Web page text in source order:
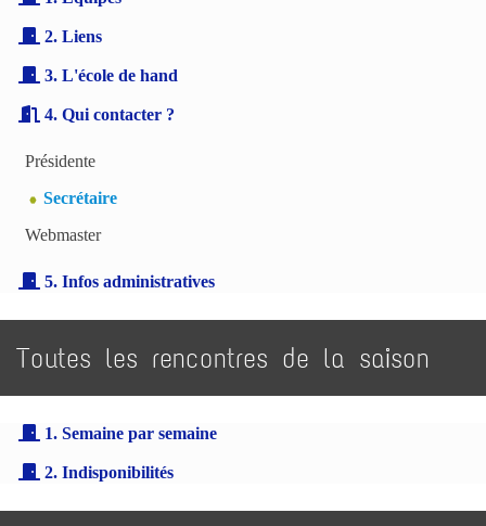
2. Liens
3. L'école de hand
4. Qui contacter ?
Présidente
Secrétaire
Webmaster
5. Infos administratives
Toutes les rencontres de la saison
1. Semaine par semaine
2. Indisponibilités